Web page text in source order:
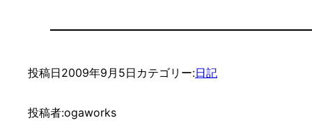
投稿日2009年9月5日 カテゴリー:日記
投稿者:ogaworks